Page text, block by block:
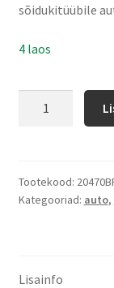
sõidukitüübile
4 laos
Tootekood:
Kategooriad: auto,
Lisainfo